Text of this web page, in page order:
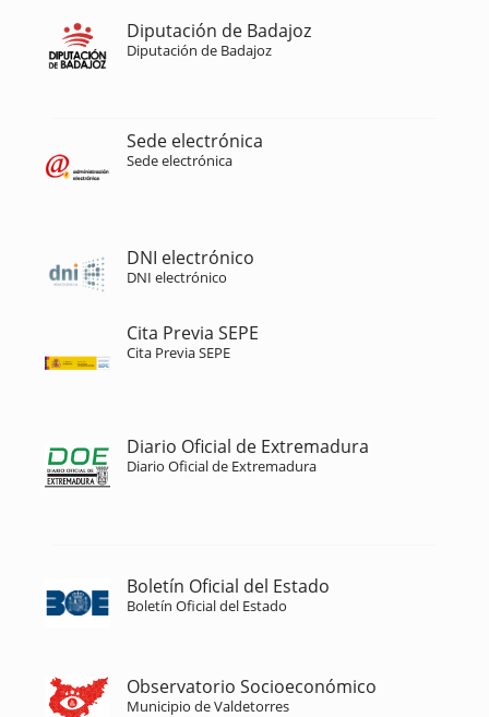
Diputación de Badajoz
Diputación de Badajoz
Sede electrónica
Sede electrónica
DNI electrónico
DNI electrónico
Cita Previa SEPE
Cita Previa SEPE
Diario Oficial de Extremadura
Diario Oficial de Extremadura
Boletín Oficial del Estado
Boletín Oficial del Estado
Observatorio Socioeconómico
Municipio de Valdetorres